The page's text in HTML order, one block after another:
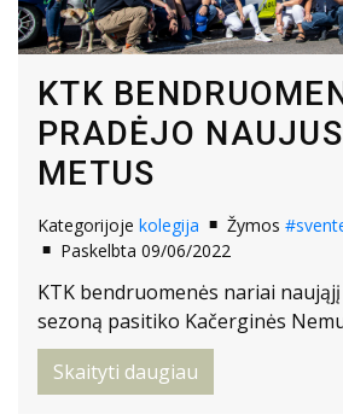
KTK
PRADĖJO
METUS
Kategorijoje kolegija Žymos
Paskelbta 09/06/2022
KTK bendruomenės nariai
sezoną pasitiko Kačerginės
Skaityti daugiau